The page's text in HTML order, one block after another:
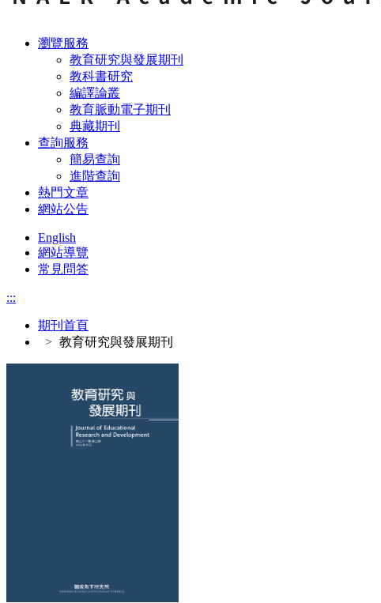
瀏覽服務
教育研究與發展期刊
教科書研究
編譯論叢
教育脈動電子期刊
典藏期刊
查詢服務
簡易查詢
進階查詢
熱門文章
網站公告
English
網站導覽
常見問答
:::
期刊首頁
教育研究與發展期刊